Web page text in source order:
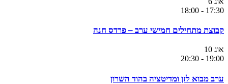
17:30
-
18:00
קבוצת מתחילים חמישי ערב – פרדס חנה
אוג 10
19:00
-
20:30
ערב מבוא לזן ומדיטציה בהוד השרון